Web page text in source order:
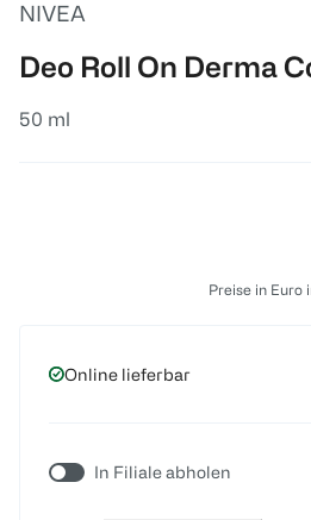
NIVEA
Deo Roll On Derma
50 ml
Preise in Euro
Online lieferbar
In Filiale abholen